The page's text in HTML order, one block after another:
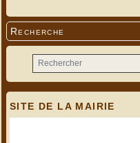
Recherche
SITE DE LA MAIRIE